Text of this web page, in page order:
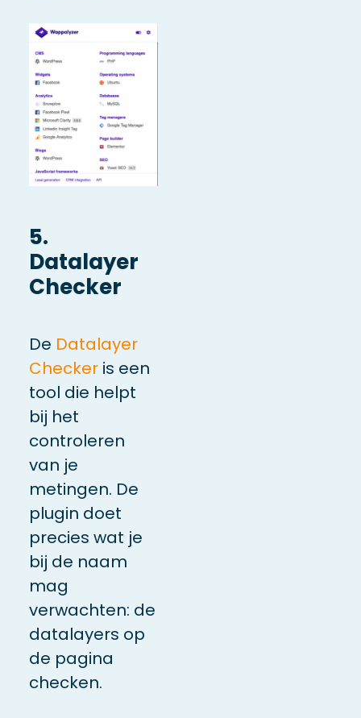
5.
Datalayer
Checker
De Datalayer
Checkeris een
tool die helpt
bij het
controleren
van je
metingen. De
plugin doet
precies wat je
bij de naam
mag
verwachten: de
datalayers op
de pagina
checken.